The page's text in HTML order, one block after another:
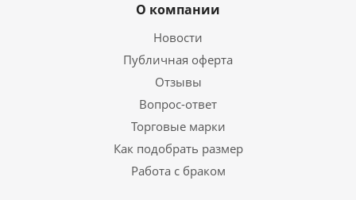
О компании
Новости
Публичная оферта
Отзывы
Вопрос-ответ
Торговые марки
Как подобрать размер
Работа с браком